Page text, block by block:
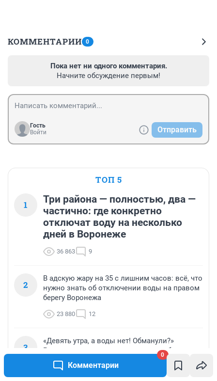
Комментарии
0
КОММЕНТАРИИ 0
Пока нет ни одного комментария.
Начните обсуждение первым!
Гость
Войти
Отправить
ТОП 5
1
Три района — полностью, два —
частично: где конкретно
отключат воду на несколько
дней в Воронеже
36 863 9
2
В адскую жару на 35 с лишним часов: всё, что
нужно знать об отключении воды на правом
берегу Воронежа
23 880 12
3
«Девять утра, а воды нет! Обманули?»
Рассказываем, когда после масштабного
отключения в Воронеже вода вернется в
квартиры горожан